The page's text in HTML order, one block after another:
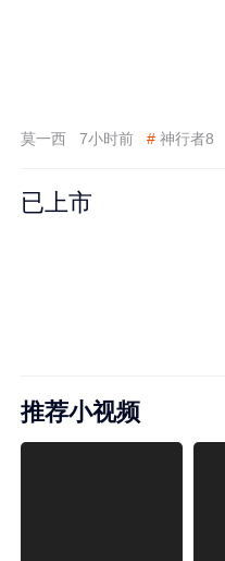
莫一西 7小时前 # 神行者8
已上市
推荐小视频